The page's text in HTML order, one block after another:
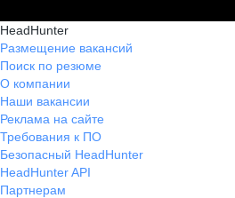
HeadHunter
Размещение вакансий
Поиск по резюме
О компании
Наши вакансии
Реклама на сайте
Требования к ПО
Безопасный HeadHunter
HeadHunter API
Партнерам